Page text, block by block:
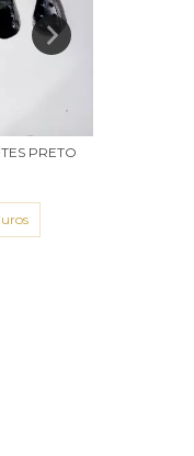
PRETO